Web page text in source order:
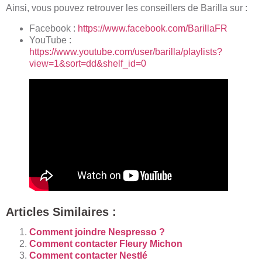
Ainsi, vous pouvez retrouver les conseillers de Barilla sur :
Facebook : https://www.facebook.com/BarillaFR
YouTube :
https://www.youtube.com/user/barilla/playlists?
view=1&sort=dd&shelf_id=0
Articles Similaires :
Comment joindre Nespresso ?
Comment contacter Fleury Michon
Comment contacter Nestlé